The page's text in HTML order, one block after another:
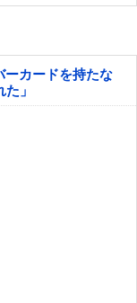
カードを持たな
」